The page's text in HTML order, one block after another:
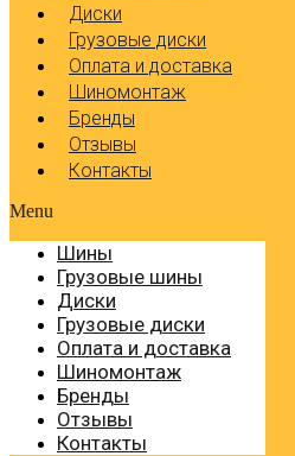
Диски
Грузовые диски
Оплата и доставка
Шиномонтаж
Бренды
Отзывы
Контакты
Menu
Шины
Грузовые шины
Диски
Грузовые диски
Оплата и доставка
Шиномонтаж
Бренды
Отзывы
Контакты